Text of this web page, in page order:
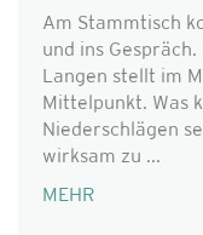
Am Stammtisch
und ins
Langen stellt im
Mittelpunkt. Was
Niederschlägen
wirksam zu ...
MEHR